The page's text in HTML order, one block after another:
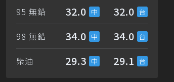
95 無鉛 32.0 32.0
98 無鉛 34.0 34.0
柴油 29.3 29.1